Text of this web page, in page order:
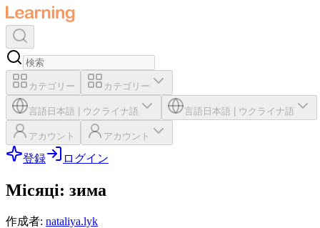
カテゴリー カテゴリー
言語 日本語 ウクライナ語 言語 日本語 ウクライナ語
アカウント アカウント
登録 ログイン
Місяці: зима
作成者: nataliya.lyk